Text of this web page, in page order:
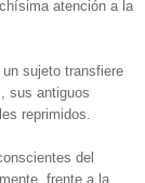
atención a la
sujeto transfiere
sus antiguos
reprimidos.
del
frente a la